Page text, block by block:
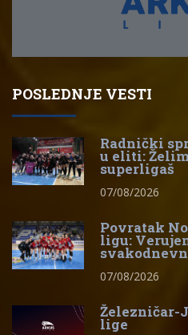
POSLEDNJE VESTI
Radnički
u eliti:
superligaš
07/08/2026
Povratak
ligu:
07/08/2026
Železničar-
lige